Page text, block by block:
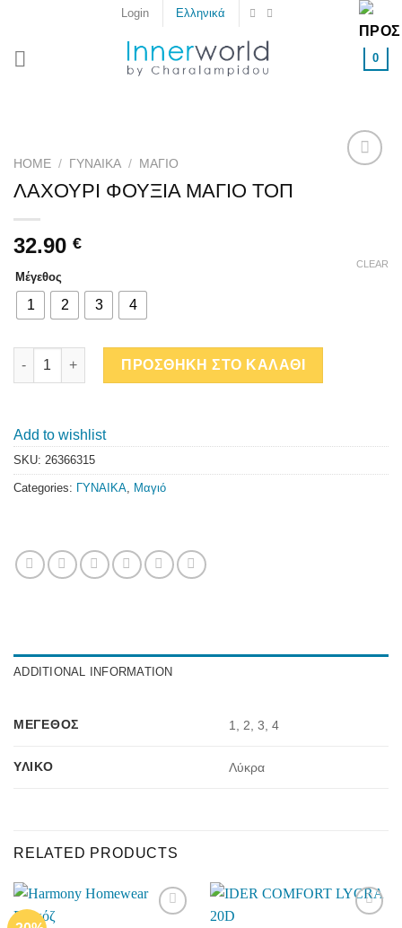
content
Login Ελληνικά
0
HOME / ΓΥΝΑΙΚΑ / ΜΑΓΙΌ
ΛΑΧΟΥΡΙ ΦΟΥΞΙΑ ΜΑΓΙΟ ΤΟΠ
32.90 €
Μέγεθος
1 2 3 4
CLEAR
ΛΑΧΟΥΡΙ ΦΟΥΞΙΑ ΜΑΓΙΟ ΤΟΠ quantity
ΠΡΟΣΘΗΚΗ ΣΤΟ ΚΑΛΑΘΙ
Add to wishlist
SKU: 26366315
Categories: ΓΥΝΑΙΚΑ Μαγιό
ADDITIONAL INFORMATION
ΜΈΓΕΘΟΣ 1, 2, 3, 4
ΥΛΙΚΌ Λύκρα
RELATED PRODUCTS